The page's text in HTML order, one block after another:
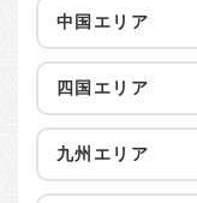
中国エリア
四国エリア
九州エリア